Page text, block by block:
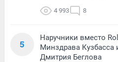
4 993 8
5
Наручники вместо
Минздрава
Дмитрия Беглова